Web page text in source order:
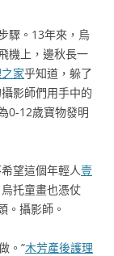
驟。13年來，烏
機上，邊秋長一
家乎知道，躲了
影師們用手中的
0-12歲寶物發明
望這個年輕人壹
托童畫也憑仗
。攝影師。
。”木芳產後護理